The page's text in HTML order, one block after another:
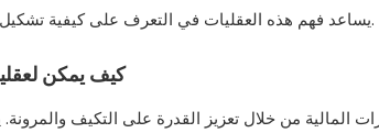
يساعد فهم هذه العقليات في التعرف على كيفية تشكيل المعتقدات للانضباط والعادات المالية.
كيف يمكن
المالية من خلال تعزيز القدرة على التكيف والمرونة.